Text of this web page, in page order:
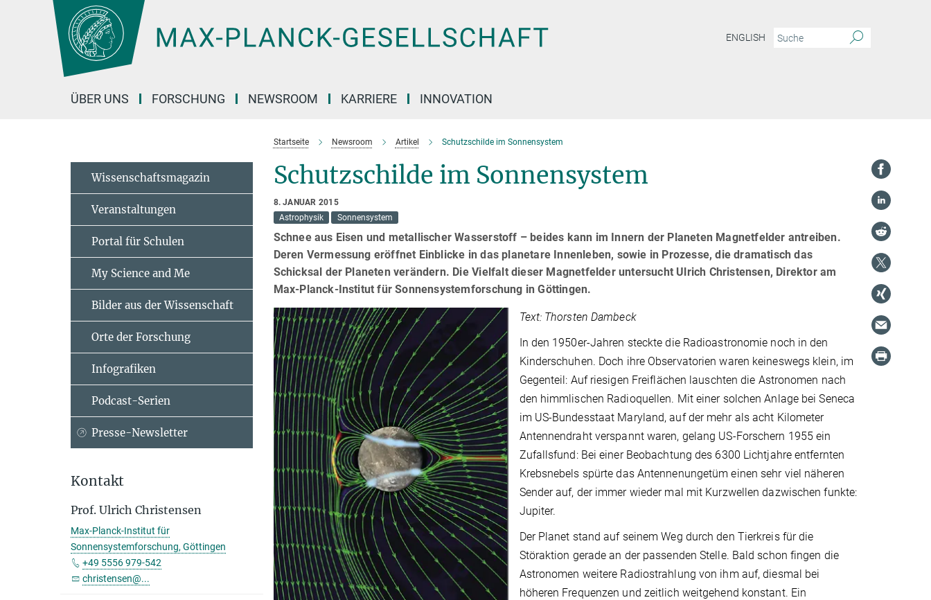
Hauptinhalt
ENGLISH
ÜBER UNS FORSCHUNG NEWSROOM KARRIERE INNOVATION
Startseite Newsroom Artikel Schutzschilde im Sonnensystem
Schutzschilde im Sonnensystem
8. JANUAR 2015
Astrophysik
Sonnensystem
Schnee aus Eisen und metallischer Wasserstoff – beides kann im Innern der Planeten Magnetfelder antreiben.
Deren Vermessung eröffnet Einblicke in das planetare Innenleben, sowie in Prozesse, die dramatisch das
Schicksal der Planeten verändern. Die Vielfalt dieser Magnetfelder untersucht Ulrich Christensen, Direktor am
Max-Planck-Institut für Sonnensystemforschung in Göttingen.
Text: Thorsten Dambeck
In den 1950er-Jahren steckte die Radioastronomie noch in den
Kinderschuhen. Doch ihre Observatorien waren keineswegs klein, im
Gegenteil: Auf riesigen Freiflächen lauschten die Astronomen nach
den himmlischen Radioquellen. Mit einer solchen Anlage bei Seneca
im US-Bundesstaat Maryland, auf der mehr als acht Kilometer
Antennendraht verspannt waren, gelang US-Forschern 1955 ein
Zufallsfund: Bei einer Beobachtung des 6300 Lichtjahre entfernten
Krebsnebels spürte das Antennenungetüm einen sehr viel näheren
Sender auf, der immer wieder mal mit Kurzwellen dazwischen funkte:
Jupiter.
Der Planet stand auf seinem Weg durch den Tierkreis für die
Störaktion gerade an der passenden Stelle. Bald schon fingen die
Astronomen weitere Radiostrahlung von ihm auf, diesmal bei
höheren Frequenzen und zeitlich weitgehend konstant. Ein
Wissenschaftsmagazin
Veranstaltungen
Portal für Schulen
My Science and Me
Bilder aus der Wissenschaft
Orte der Forschung
Infografiken
Podcast-Serien
Presse-Newsletter
Kontakt
Prof. Ulrich Christensen
Max-Planck-Institut für
Sonnensystemforschung, Göttingen
+49 5556 979-542
christensen@...